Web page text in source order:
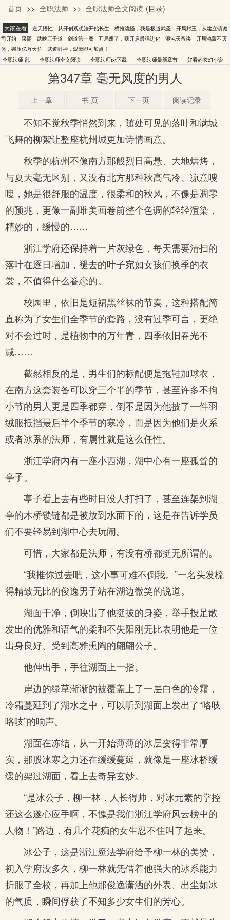
乱
首页 >> 全职法师 >> 全职法师全文阅读 (目录)
大家在看 逆天悟性：从开创观想法开始长生 横推诡怪，我是极道武圣
开局封王，从建立镇诡
司开始
采阴 武映三千道 剑道第一魔 开局废了，我开启最强进化 混沌天帝诀
开局鸿蒙不灭
体，碾压亿万天骄
武道封神，观摩即可加点！
全职法师 乱 - 全职法师全文阅读 - 全职法师txt下载 - 全职法师最新章节 - 好看的玄幻小说
第347章 毫无风度的男人
上一章 书 页 下一页 阅读记录
不知不觉秋季悄然到来，随处可见的落叶和满城
飞舞的柳絮让整座杭州城更加诗情画意。
秋季的杭州不像南方那般烈日高悬、大地烘烤，
与夏天毫无区别，又没有北方那种秋高气冷、凉意嗖
嗖，她是很舒服的温度，很柔和的秋风，不像是凋零
的预兆，更像一副唯美画卷前整个色调的轻轻渲染，
精妙的，缓慢的……
浙江学府还保持着一片灰绿色，每天需要清扫的
落叶在逐日增加，褪去的叶子宛如女孩们换季的衣
裳，不值得什么眷恋的。
校园里，依旧是短裙黑丝袜的节奏，这种搭配简
直称为了女生们全季节的套路，没有过季可言，更绝
对不会过时，是植物中的万年青，四季依旧春光不
减……
截然相反的是，男生们的标配便是拖鞋加球衣，
在南方这套装备可以穿三个半的季节，甚至许多不拘
小节的男人更是四季都穿，倒不是因为他披了一件羽
绒服抵挡最后半个季节的寒冷，而是因为他们是火系
或者冰系的法师，有属性就是这么任性。
浙江学府内有一座小西湖，湖中心有一座孤耸的
亭子。
亭子看上去有些时日没人打扫了，甚至连架到湖
亭的木桥锁链都是被放到水面下的，这是在告诉学员
们不要轻易到湖中心去玩闹。
可惜，大家都是法师，有没有桥都挺无所谓的。
“我推你过去吧，这小事可难不倒我。”一名头发梳
得精致无比的俊逸男子站在湖边微笑的说道。
湖面干净，倒映出了他挺拔的身姿，举手投足散
发出的优雅和语气的柔和不失阳刚无比表明他是一位
出身良好、受到高雅熏陶的翩翩公子。
他伸出手，手往湖面上一指。
岸边的绿草渐渐的被覆盖上了一层白色的冷霜，
冷霜蔓延到了湖水之中，可以听到湖面上发出了“咯吱
咯吱”的响声。
湖面在冻结，从一开始薄薄的冰层变得非常厚
实，那股冰寒之力还在缓缓蔓延，就像是一座冰桥缓
缓的架过湖面，看上去奇异玄妙。
“是冰公子，柳一林，人长得帅，对冰元素的掌控
还这么遂心应手啊，不愧是我们浙江学府风云榜中的
人物！”路边，有几个花痴的女生忍不住叫了起来。
冰公子，这是浙江魔法学府给予柳一林的美赞，
初入学府没多久，柳一林就凭借着他强大的冰系能力
折服了全校，再加上他那俊逸潇洒的外表、出尘如冰
的气质，瞬间俘获了不知多少女生们的芳心。